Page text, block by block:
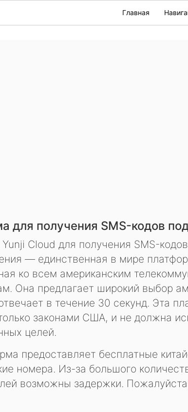
Главная
для получения SMS-кодов
Cloud для получения SMS-кодов
— единственная в мире
ко всем американским
Она предлагает широкий выбор
в течение 30 секунд. Эта
законами США, и не должна
целей.
предоставляет бесплатные
номера. Из-за большого
возможны задержки.